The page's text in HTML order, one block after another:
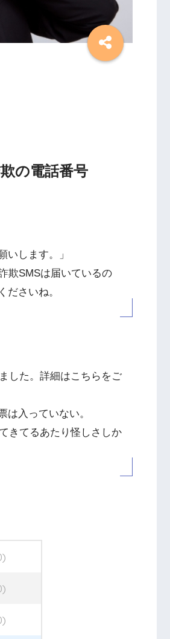
の電話番号
いします。」
欺SMSは届いているの
ださいね。
した。詳細はこちらをご
入っていない。
きてるあたり怪しさしか